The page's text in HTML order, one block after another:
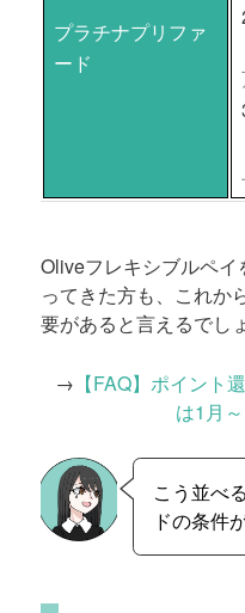
プラチナプリファ
ード
Oliveフレキシブルペ
ってきた方も、これか
要があると言えるでし
→ 【FAQ】ポイント
は1月
こう並べ
ドの条件